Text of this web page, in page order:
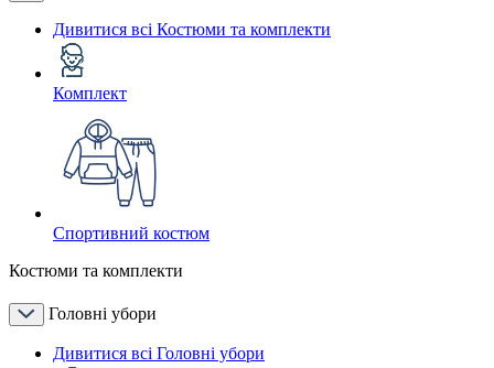
Дивитися всі Костюми та комплекти
Комплект
Спортивний костюм
Костюми та комплекти
Головні убори
Дивитися всі Головні убори